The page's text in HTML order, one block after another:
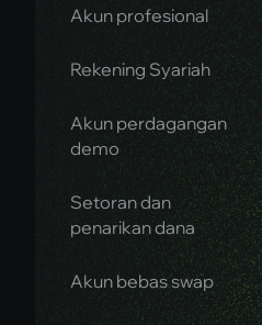
Akun profesional
Rekening Syariah
Akun perdagangan
demo
Setoran dan
penarikan dana
Akun bebas swap